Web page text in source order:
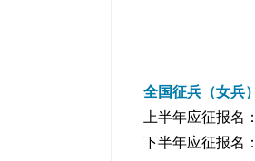
全国征兵（女兵
上半年应征报
下半年应征报名